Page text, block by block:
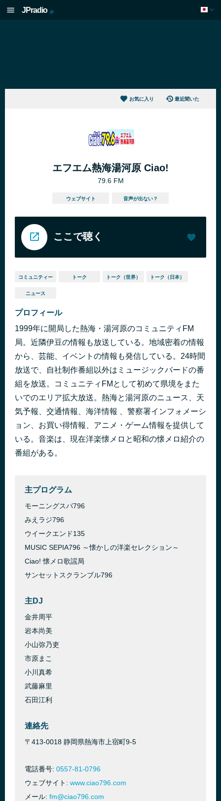
JPradio .jp
お気に入り 最近聞いた
エフエム熱海湯河原 Ciao!
79.6 FM
ウェブサイト 音声が出ない？
ここで聴く
コミュニティー トーク トーク（世界） トーク（日本）
ニュース
プロフィール
1999年に開局した熱海・湯河原のコミュニティFM
局。近隣伊豆の情報も放送している。地域密着の情報
から、芸能、イベントの情報も発信している。24時間
放送で、自社制作番組以外はミュージックバードの番
組を放送。コミュニティFMとして初めて県境をまた
いでのエリア拡大放送。熱海と湯河原のニュース、天
気予報、交通情報、海洋情報 、警察署インフォメーシ
ョン、お買い得情報、アニメ・ゲーム情報を提供して
いる。音楽は、現在洋楽懐メロと昭和の懐メロ紹介の
番組がある。
主プログラム
モーニングスパ796
みえラジ796
ウイークエンド135
MUSIC SEPIA796 ～懐かしの洋楽セレクション～
Ciao! 懐メロ歌謡局
サンセットスクランブル796
主DJ
金井周平
岩本尚美
小山弥乃吏
市原まこ
小川真希
武藤麻里
石田江利
連絡先
〒413-0018 静岡県熱海市上宿町9-5
電話番号: 0557-81-0796
ウェブサイト: www.ciao796.com
メール: fm@ciao796.com